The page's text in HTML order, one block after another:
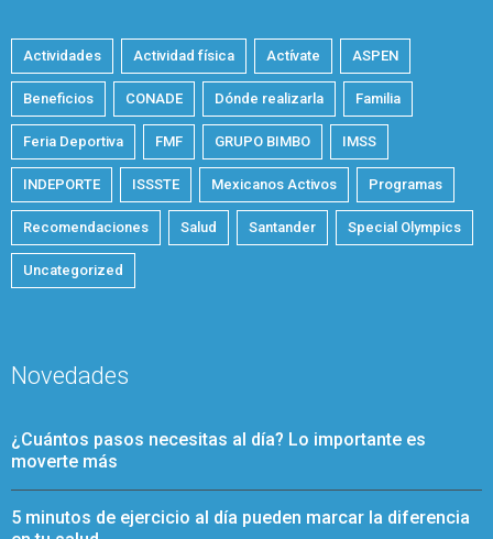
Actividades Actividad física Actívate ASPEN
Beneficios CONADE Dónde realizarla Familia
Feria Deportiva FMF GRUPO BIMBO IMSS
INDEPORTE ISSSTE Mexicanos Activos Programas
Recomendaciones Salud Santander Special Olympics
Uncategorized
Novedades
¿Cuántos pasos necesitas al día? Lo importante es
moverte más
5 minutos de ejercicio al día pueden marcar la diferencia